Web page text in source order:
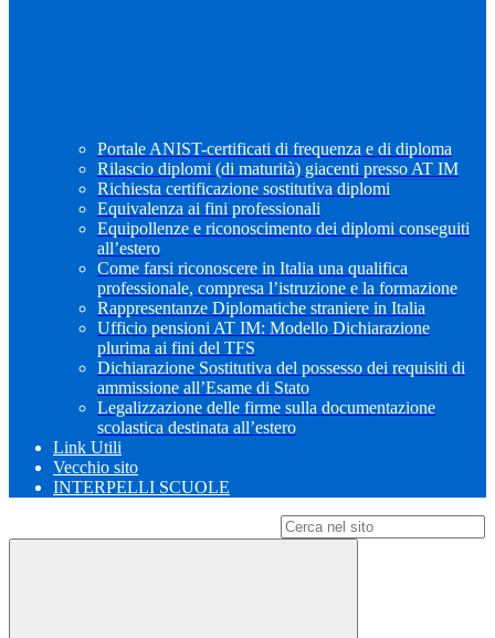
Portale ANIST-certificati di frequenza e di diploma
Rilascio diplomi (di maturità) giacenti presso AT IM
Richiesta certificazione sostitutiva diplomi
Equivalenza ai fini professionali
Equipollenze e riconoscimento dei diplomi conseguiti
all’estero
Come farsi riconoscere in Italia una qualifica
professionale, compresa l’istruzione e la formazione
Rappresentanze Diplomatiche straniere in Italia
Ufficio pensioni AT IM: Modello Dichiarazione
plurima ai fini del TFS
Dichiarazione Sostitutiva del possesso dei requisiti di
ammissione all’Esame di Stato
Legalizzazione delle firme sulla documentazione
scolastica destinata all’estero
Link Utili
Vecchio sito
INTERPELLI SCUOLE